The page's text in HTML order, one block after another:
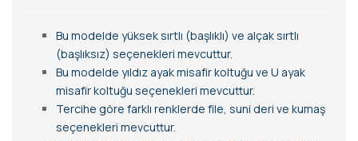
Bu modelde yüksek sırtlı (başlıklı) ve alçak sırtlı
(başlıksız) seçenekleri mevcuttur.
Bu modelde yıldız ayak misafir koltuğu ve U ayak
misafir koltuğu seçenekleri mevcuttur.
Tercihe göre farklı renklerde file, suni deri ve kumaş
seçenekleri mevcuttur.